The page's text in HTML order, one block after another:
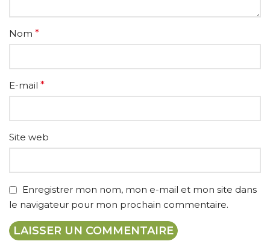
Nom *
E-mail *
Site web
Enregistrer mon nom, mon e-mail et mon site dans
le navigateur pour mon prochain commentaire.